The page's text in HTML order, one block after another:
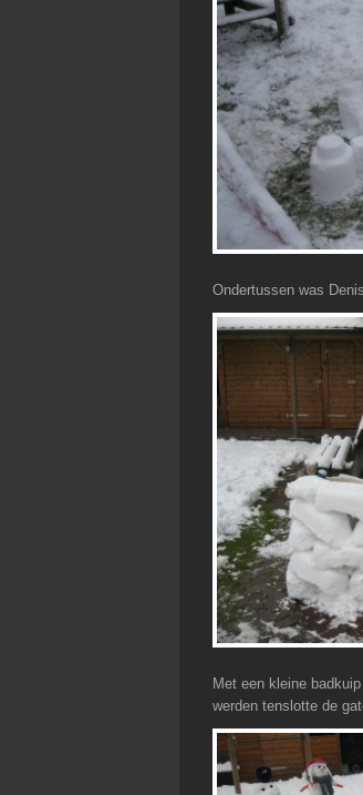
Ondertussen was
Met een kleine
werden tenslotte de